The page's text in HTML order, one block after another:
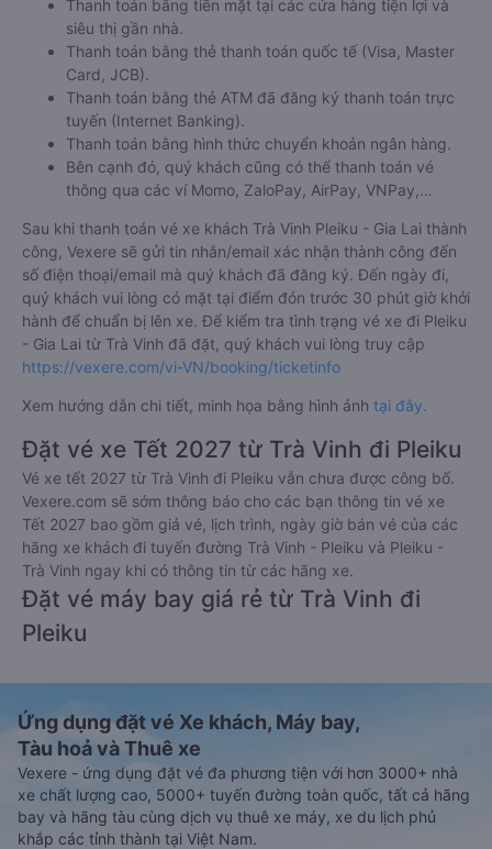
Thanh toán bằng tiền mặt tại các cửa hàng tiện lợi và
siêu thị gần nhà.
Thanh toán bằng thẻ thanh toán quốc tế (Visa, Master
Card, JCB).
Thanh toán bằng thẻ ATM đã đăng ký thanh toán trực
tuyến (Internet Banking).
Thanh toán bằng hình thức chuyển khoản ngân hàng.
Bên cạnh đó, quý khách cũng có thể thanh toán vé
thông qua các ví Momo, ZaloPay, AirPay, VNPay,…
Sau khi thanh toán vé xe khách Trà Vinh Pleiku - Gia Lai thành
công, Vexere sẽ gửi tin nhắn/email xác nhận thành công đến
số điện thoại/email mà quý khách đã đăng ký. Đến ngày đi,
quý khách vui lòng có mặt tại điểm đón trước 30 phút giờ khởi
hành để chuẩn bị lên xe. Để kiểm tra tình trạng vé xe đi Pleiku
- Gia Lai từ Trà Vinh đã đặt, quý khách vui lòng truy cập
https://vexere.com/vi-VN/booking/ticketinfo
Xem hướng dẫn chi tiết, minh họa bằng hình ảnh tại đây.
Đặt vé xe Tết 2027 từ Trà Vinh đi Pleiku
Vé xe tết 2027 từ Trà Vinh đi Pleiku vẫn chưa được công bố.
Vexere.com sẽ sớm thông báo cho các bạn thông tin vé xe
Tết 2027 bao gồm giá vé, lịch trình, ngày giờ bán vé của các
hãng xe khách đi tuyến đường Trà Vinh - Pleiku và Pleiku -
Trà Vinh ngay khi có thông tin từ các hãng xe.
Đặt vé máy bay giá rẻ từ Trà Vinh đi
Pleiku
Ứng dụng đặt vé Xe khách, Máy bay,
Tàu hoả và Thuê xe
Vexere - ứng dụng đặt vé đa phương tiện với hơn 3000+ nhà
xe chất lượng cao, 5000+ tuyến đường toàn quốc, tất cả hãng
bay và hãng tàu cùng dịch vụ thuê xe máy, xe du lịch phủ
khắp các tỉnh thành tại Việt Nam.